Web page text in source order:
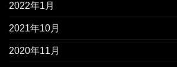
2022年1月
2021年10月
2020年11月